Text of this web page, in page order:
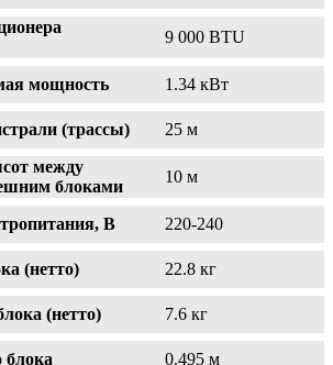
9 000 BTU
мощность 1.34 кВт
(трассы)
25 м
между
блоками
10 м
В 220-240
(нетто) 22.8 кг
(нетто) 7.6 кг
блока 0.495 м